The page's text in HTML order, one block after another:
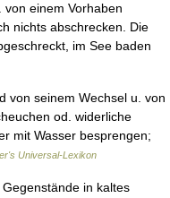
einem Vorhaben
nichts abschrecken. Die
im See baden
von seinem Wechsel u. von
od. widerliche
mit Wasser besprengen;
Universal-Lexikon
in kaltes